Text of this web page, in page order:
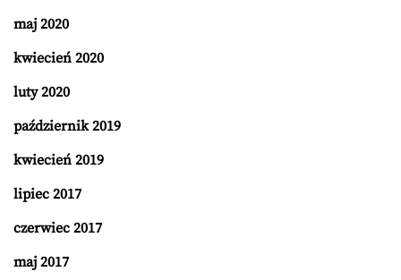
maj 2020
kwiecień 2020
luty 2020
październik 2019
kwiecień 2019
lipiec 2017
czerwiec 2017
maj 2017